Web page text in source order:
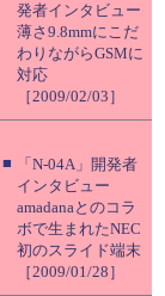
発者インタビュー
薄さ9.8mmにこだ
わりながらGSMに
対応
［2009/02/03］
■
「N-04A」開発者
インタビュー
amadanaとのコラ
ボで生まれたNEC
初のスライド端末
［2009/01/28］